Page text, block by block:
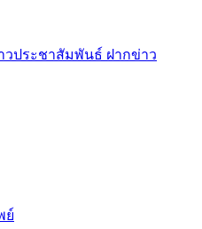
ข่าวประชาสัมพันธ์ ฝากข่าว
ย์